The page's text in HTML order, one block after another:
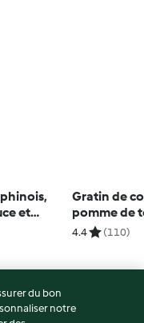
et
truffe
Gratin de
pomme de
chèvre
4.4 (110)
du bon
notre